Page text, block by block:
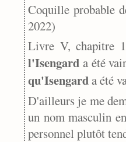
Coquille probable
2022)
Livre V, chapitre
l'Isengard a été
qu'Isengarda été
D'ailleurs je me
un nom masculin
personnel plutôt